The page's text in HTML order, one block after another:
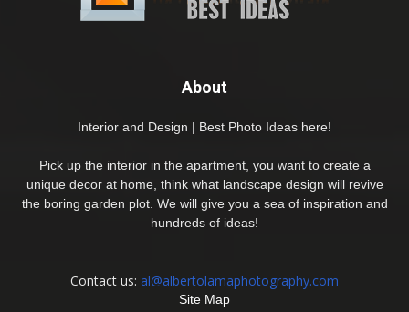
About
Interior and Design | Best Photo Ideas here!
Pick up the interior in the apartment, you want to create a
unique decor at home, think what landscape design will revive
the boring garden plot. We will give you a sea of inspiration and
hundreds of ideas!
Contact us: al@albertolamaphotography.com
Site Map